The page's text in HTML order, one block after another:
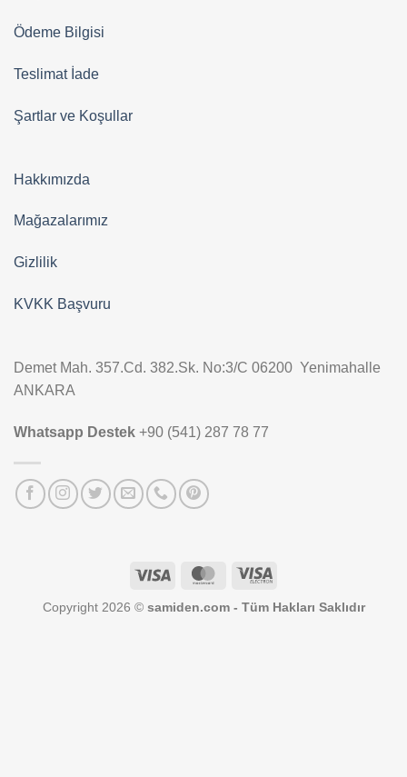
Ödeme Bilgisi
Teslimat İade
Şartlar ve Koşullar
Hakkımızda
Mağazalarımız
Gizlilik
KVKK Başvuru
Demet Mah. 357.Cd. 382.Sk. No:3/C 06200 Yenimahalle
ANKARA
Whatsapp Destek +90 (541) 287 78 77
Visa MasterCardVisa
Copyright 2026 © samiden.com - Tüm Hakları Saklıdır